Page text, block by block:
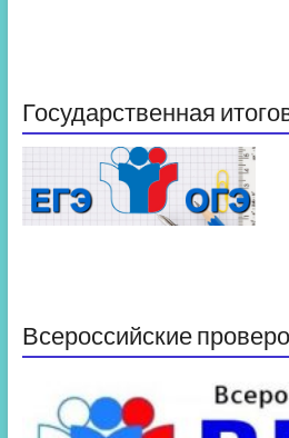
Государственная
Всероссийские